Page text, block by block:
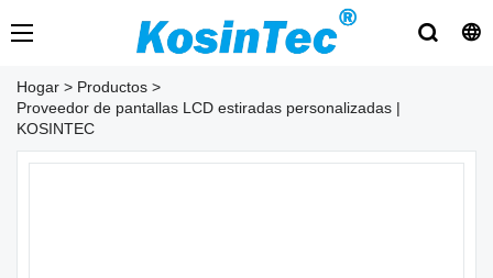
Hogar > Productos >
Proveedor de pantallas LCD estiradas personalizadas |
KOSINTEC